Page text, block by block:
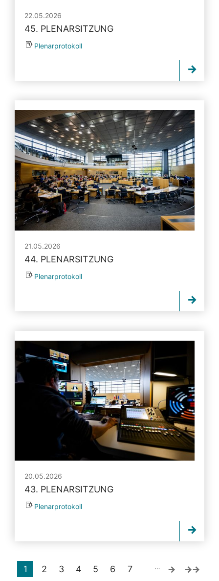
22.05.2026
45. PLENARSITZUNG
Plenarprotokoll
21.05.2026
44. PLENARSITZUNG
Plenarprotokoll
20.05.2026
43. PLENARSITZUNG
Plenarprotokoll
1 2 3 4 5 6 7 …